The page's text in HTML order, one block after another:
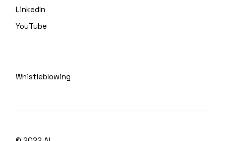
LinkedIn
YouTube
Whistleblowing